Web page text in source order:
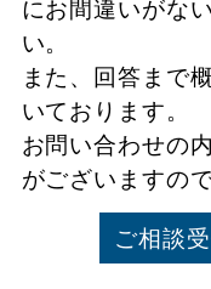
にお間違いがな
い。
また、回答まで
いております。
お問い合わせの
がございますの
ご相談